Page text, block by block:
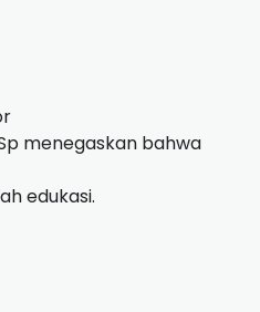
menegaskan bahwa
edukasi.